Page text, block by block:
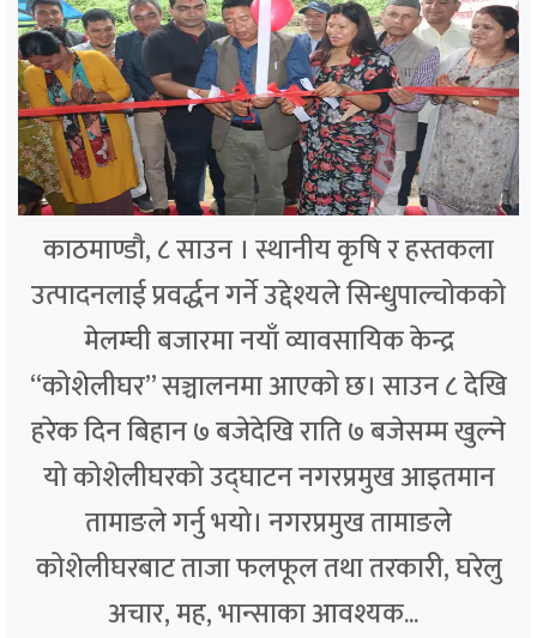
काठमाण्डौ, ८ साउन । स्थानीय कृषि र हस्तकला
उत्पादनलाई प्रवर्द्धन गर्ने उद्देश्यले सिन्धुपाल्चोकको
मेलम्ची बजारमा नयाँ व्यावसायिक केन्द्र
“कोशेलीघर” सञ्चालनमा आएको छ। साउन ८ देखि
हरेक दिन बिहान ७ बजेदेखि राति ७ बजेसम्म खुल्ने
यो कोशेलीघरको उद्घाटन नगरप्रमुख आइतमान
तामाङले गर्नु भयो। नगरप्रमुख तामाङले
कोशेलीघरबाट ताजा फलफूल तथा तरकारी, घरेलु
अचार, मह, भान्साका आवश्यक...